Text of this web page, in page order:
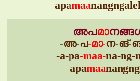
apamaa
അപമാ
-അ-പ-മാ-ന-ങ്-
-a-pa-maa-na-ng-
apamaa